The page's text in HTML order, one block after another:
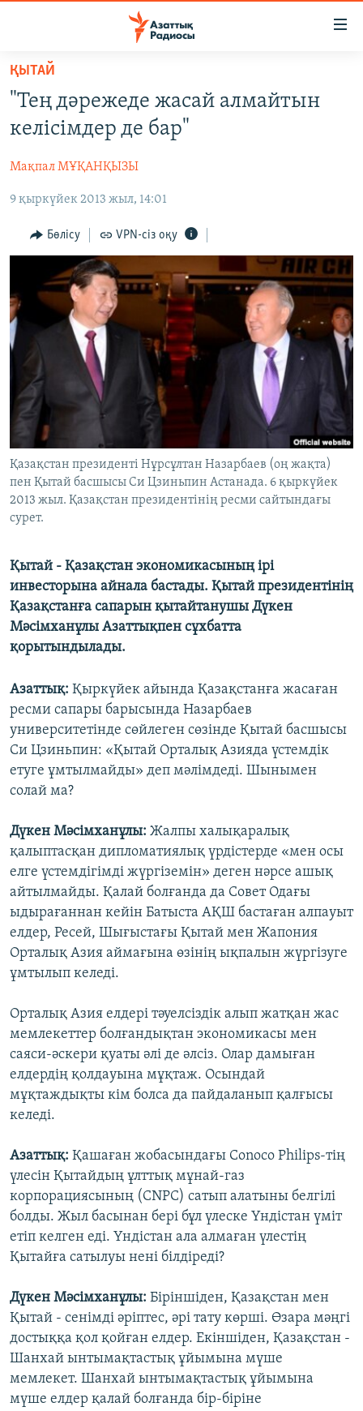
Skip
main
content
to
Navigation
ЖАҢАЛЫҚТАР
САЯСАТ
ҚАҢТАР ОҚИҒАСЫ
АДАМ ҚҰҚЫҚТАРЫ
ӘЛЕУМЕТ
АРНАЙЫ ЖОБАЛАР
Русский
ЖАЗЫЛЫҢЫЗ
Басқа тілдерде
ҚЫТАЙ
"Тең дәрежеде жасай алмайтын
келісімдер де бар"
Мақпал МҰҚАНҚЫЗЫ
9 қыркүйек 2013 жыл, 14:01
Бөлісу VPN-сіз оқу
Қазақстан президенті Нұрсұлтан Назарбаев (оң жақта)
пен Қытай басшысы Си Цзиньпин Астанада. 6 қыркүйек
2013 жыл. Қазақстан президентінің ресми сайтындағы
сурет.
Қытай - Қазақстан экономикасының ірі
инвесторына айнала бастады. Қытай президентінің
Қазақстанға сапарын қытайтанушы Дүкен
Мәсімханұлы Азаттықпен сұхбатта
қорытындылады.
Азаттық: Қыркүйек айында Қазақстанға жасаған
ресми сапары барысында Назарбаев
университетінде сөйлеген сөзінде Қытай басшысы
Си Цзиньпин: «Қытай Орталық Азияда үстемдік
етуге ұмтылмайды» деп мәлімдеді. Шынымен
солай ма?
Дүкен Мәсімханұлы: Жалпы халықаралық
қалыптасқан дипломатиялық үрдістерде «мен осы
елге үстемдігімді жүргіземін» деген нәрсе ашық
айтылмайды. Қалай болғанда да Совет Одағы
ыдырағаннан кейін Батыста АҚШ бастаған алпауыт
елдер, Ресей, Шығыстағы Қытай мен Жапония
Орталық Азия аймағына өзінің ықпалын жүргізуге
ұмтылып келеді.
Орталық Азия елдері тәуелсіздік алып жатқан жас
мемлекеттер болғандықтан экономикасы мен
саяси-әскери қуаты әлі де әлсіз. Олар дамыған
елдердің қолдауына мұқтаж. Осындай
мұқтаждықты кім болса да пайдаланып қалғысы
келеді.
Азаттық: Қашаған жобасындағы Conoco Philips-тің
үлесін Қытайдың ұлттық мұнай-газ
корпорациясының (CNPC) сатып алатыны белгілі
болды. Жыл басынан бері бұл үлеске Үндістан үміт
етіп келген еді. Үндістан ала алмаған үлестің
Қытайға сатылуы нені білдіреді?
Дүкен Мәсімханұлы: Біріншіден, Қазақстан мен
Қытай - сенімді әріптес, әрі тату көрші. Өзара мәңгі
достыққа қол қойған елдер. Екіншіден, Қазақстан -
Шанхай ынтымақтастық ұйымына мүше
мемлекет. Шанхай ынтымақтастық ұйымына
мүше елдер қалай болғанда бір-біріне